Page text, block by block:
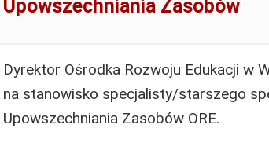
Upowszechniania Zasobów
Dyrektor Ośrodka Rozwoju Edukacji w
na stanowisko specjalisty/starszego
Upowszechniania Zasobów ORE.